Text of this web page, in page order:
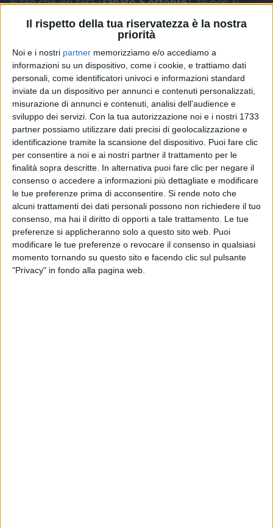
Il rispetto della tua riservatezza è la nostra
priorità
Noi e i nostri partner memorizziamo e/o accediamo a
informazioni su un dispositivo, come i cookie, e trattiamo dati
personali, come identificatori univoci e informazioni standard
inviate da un dispositivo per annunci e contenuti personalizzati,
misurazione di annunci e contenuti, analisi dell'audience e
sviluppo dei servizi. Con la tua autorizzazione noi e i nostri 1733
partner possiamo utilizzare dati precisi di geolocalizzazione e
identificazione tramite la scansione del dispositivo. Puoi fare clic
per consentire a noi e ai nostri partner il trattamento per le
finalità sopra descritte. In alternativa puoi fare clic per negare il
consenso o accedere a informazioni più dettagliate e modificare
le tue preferenze prima di acconsentire. Si rende noto che
alcuni trattamenti dei dati personali possono non richiedere il tuo
consenso, ma hai il diritto di opporti a tale trattamento. Le tue
preferenze si applicheranno solo a questo sito web. Puoi
modificare le tue preferenze o revocare il consenso in qualsiasi
momento tornando su questo sito e facendo clic sul pulsante
"Privacy" in fondo alla pagina web.
ForumdiAssago . “È da qualche giorno che penso
a come sarebbe stato, a voi lì insieme a me, a cantare
i pezzi nuovi (quelli che non sono mai usciti)
confessato.
A proposito dinovità,Sangiovanniha ammesso di
essere entrato instudioafine agosto . “È stato
davvero bello. Senza pressioni, solo per il puro
piacere di fare musica. Erano anni che non mi
accadeva questo ”, ha spiegato.
Questalontananzasta facendo capire a
Sangiovanniche vorrebbe dare un’ altra possibilità
alla musica. “Il percorso che ho intrapreso mesi fa mi
ha portato a ripensare al mio lavoro e alla mia
passione e mi piacerebbe tornare a fare qualcosa”,
ha rivelato.